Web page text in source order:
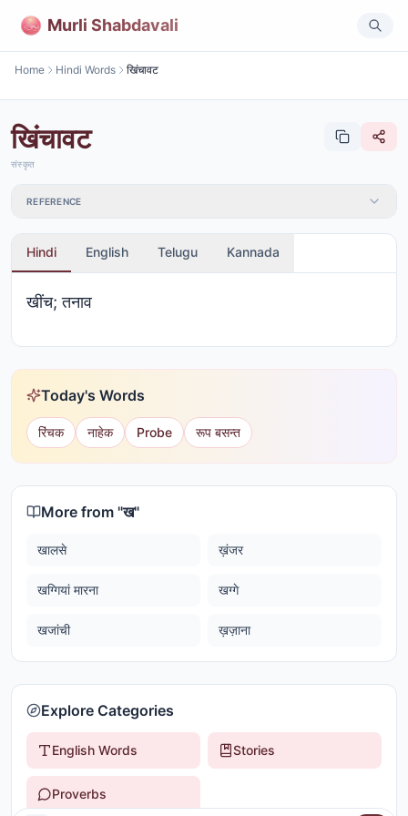
Murli Shabdavali
Home Hindi Words खिंचावट
खिंचावट
संस्कृत
REFERENCE
Hindi English Telugu Kannada
खींच; तनाव
Today's Words
रिंचक नाहेक Probe रूप बसन्त
More from "ख"
खालसे ख़ंजर
खग्गियां मारना खग्गे
खजांची ख़ज़ाना
Explore Categories
English Words Stories
Proverbs